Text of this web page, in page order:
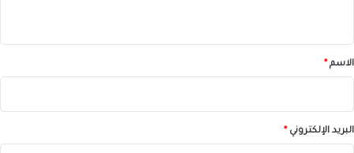
*الاسم *
البريد الإلكتروني *